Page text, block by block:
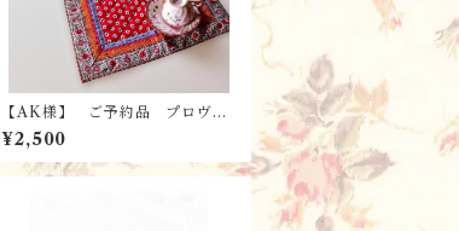
【AK様】 ご予約品 プロヴァ
ンス雑貨 ランチョンマット・テ
ーブルセンター / ゴルド Mul
tico ルージュ ＊フランス・L’E
¥2,500